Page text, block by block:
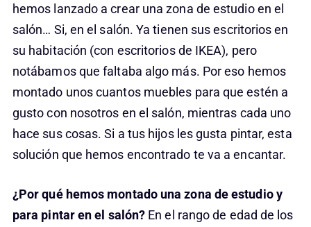
hemos lanzado a crear una zona de estudio en el
salón… Si, en el salón. Ya tienen sus escritorios en
su habitación (con escritorios de IKEA), pero
notábamos que faltaba algo más. Por eso hemos
montado unos cuantos muebles para que estén a
gusto con nosotros en el salón, mientras cada uno
hace sus cosas. Si a tus hijos les gusta pintar, esta
solución que hemos encontrado te va a encantar.
¿Por qué hemos montado una zona de estudio y
para pintar en el salón? En el rango de edad de los